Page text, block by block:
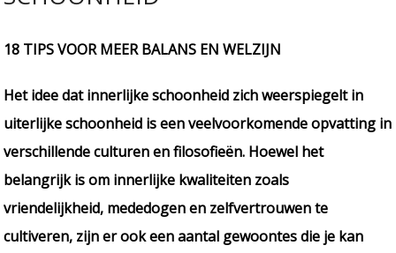
18 TIPS VOOR MEER BALANS EN WELZIJN
Het idee dat innerlijke schoonheid zich weerspiegelt in
uiterlijke schoonheid is een veelvoorkomende opvatting in
verschillende culturen en filosofieën. Hoewel het
belangrijk is om innerlijke kwaliteiten zoals
vriendelijkheid, mededogen en zelfvertrouwen te
cultiveren, zijn er ook een aantal gewoontes die je kan